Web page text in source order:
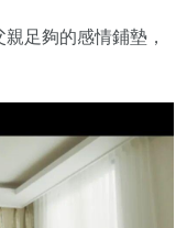
足夠的感情鋪墊，